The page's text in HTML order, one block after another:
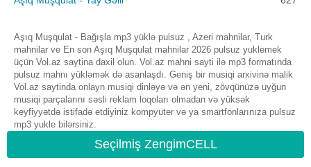
Aşıq Muşqulat - Bağışla mp3 yüklə pulsuz , Azeri mahnilar, Turk
mahnilar ve En son Aşıq Muşqulat mahnilar 2026 pulsuz yuklemek
üçün Vol.az saytina daxil olun. Vol.az mahni sayti ilə mp3 formatında
pulsuz mahnı yükləmək də asanlaşdı. Geniş bir musiqi arxivinə malik
Vol.az saytinda onlayn musiqi dinləyə və ən yeni, zövqünüzə uyğun
musiqi parçalarını səsli reklam loqoları olmadan və yüksək
keyfiyyətdə istifadə etdiyiniz kompyuter və ya smartfonlarınıza pulsuz
mp3 yukle bilərsiniz.
Seçilmiş ZengimCELL